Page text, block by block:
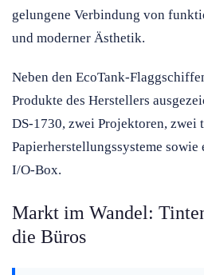
gelungene Verbindung von
und moderner Ästhetik.
Neben den EcoTank-
Produkte des Herstellers
DS-1730, zwei Projektoren, zwei
Papierherstellungssysteme
I/O-Box.
Markt im Wandel:
die Büros